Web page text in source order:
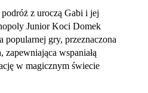
z uroczą Gabi i jej
Junior Koci Domek
gry, przeznaczona
wspaniałą
w magicznym świecie